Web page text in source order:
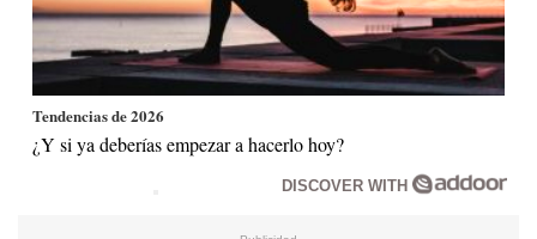
Tendencias de 2026
¿Y si ya deberías empezar a hacerlo hoy?
DISCOVER WITH